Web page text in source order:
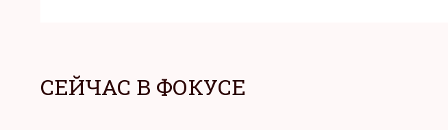
СЕЙЧАС В ФОКУСЕ